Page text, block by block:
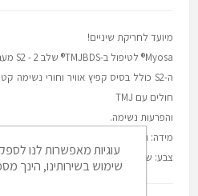
מיועד לחריקת שיניים!
Myosa® לטיפול ב-TMJBDS® שלב 2 - S2 מעבר לנשימה אפית ותיקון הרגלים
ה-S2 כולל בסיס קפיץ אוויר
וחורי נשימה
חולים עם TMJ
והפרעות נשימה.
​מידה: גודל אחד
צבע: שקוף
עוגיות מאפשרות לנו
שימוש בשירותינו, הינך